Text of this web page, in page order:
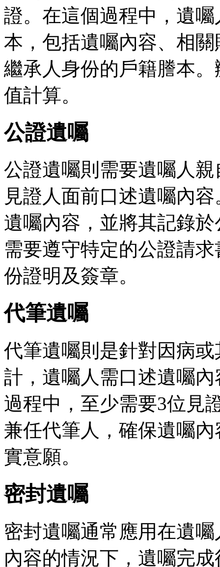
證。在這個過程中，遺
本，包括遺囑內容、相
繼承人身份的戶籍謄本
值計算。
公證遺囑
公證遺囑則需要遺囑人
見證人面前口述遺囑內
遺囑內容，並將其記錄
需要遵守特定的公證請
份證明及簽章。
代筆遺囑
代筆遺囑則是針對因病
計，遺囑人需口述遺囑
過程中，至少需要3位見
兼任代筆人，確保遺囑
實意願。
密封遺囑
密封遺囑通常應用在遺
內容的情況下，遺囑完